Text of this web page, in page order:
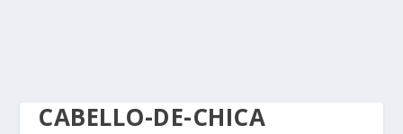
CABELLO-DE-CHICA